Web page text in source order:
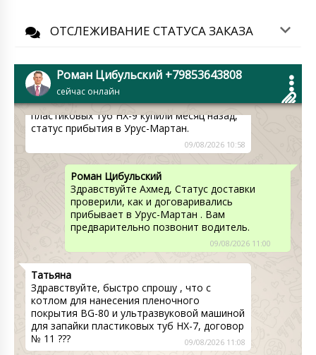
ОТСЛЕЖИВАНИЕ СТАТУСА ЗАКАЗА
Роман Цибульский +79853643808
сейчас онлайн
готовности, по BG-80 ждем ответ завтра
Ахмед
Автомат для наполнения и запайки
пластиковых туб HX-9 купили месяц назад,
статус прибытия в Урус-Мартан.
09/08/2026 10:58
Роман Цибульский
Здравствуйте Ахмед, Статус доставки
проверили, как и договаривались
прибывает в Урус-Мартан . Вам
предварительно позвонит водитель.
09/08/2026 11:00
Татьяна
Здравствуйте, быстро спрошу , что с
котлом для нанесения пленочного
покрытия BG-80 и ультразвуковой машиной
для запайки пластиковых туб HX-7, договор
№ 11 ???
09/08/2026 11:08